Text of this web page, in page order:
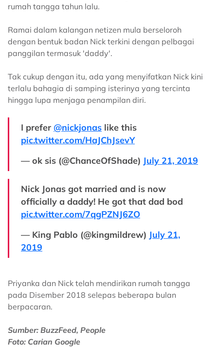
rumah tangga tahun lalu.
Ramai dalam kalangan netizen mula berseloroh
dengan bentuk badan Nick terkini dengan pelbagai
panggilan termasuk 'daddy'.
Tak cukup dengan itu, ada yang menyifatkan Nick kini
terlalu bahagia di samping isterinya yang tercinta
hingga lupa menjaga penampilan diri.
I prefer @nickjonas like this
pic.twitter.com/HaJChJsevY
— ok sis (@ChanceOfShade) July 21, 2019
Nick Jonas got married and is now
officially a daddy! He got that dad bod
pic.twitter.com/7qgPZNJ6ZO
— King Pablo (@kingmildrew) July 21,
2019
Priyanka dan Nick telah mendirikan rumah tangga
pada Disember 2018 selepas beberapa bulan
berpacaran.
Sumber: BuzzFeed, People
Foto: Carian Google